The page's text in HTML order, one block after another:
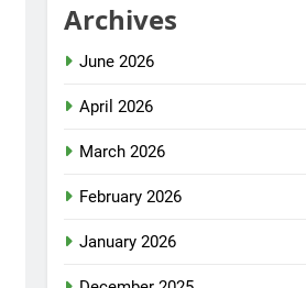
Archives
June 2026
April 2026
March 2026
February 2026
January 2026